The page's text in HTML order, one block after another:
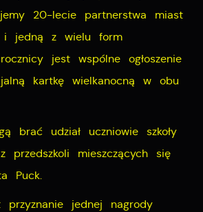
20-lecie partnerstwa miast
i jedną z wielu form
jest wspólne ogłoszenie
kartkę wielkanocną w obu
brać udział uczniowie szkoły
przedszkoli mieszczących się
Puck.
przyznanie jednej nagrody
wszystkich funkcjonalności.
zwyczajów dotyczących
internetowej. Treści promocyjne
stronach podmiotów trzecich lub
partnerami oraz innych
nasze treści w postaci
mediów